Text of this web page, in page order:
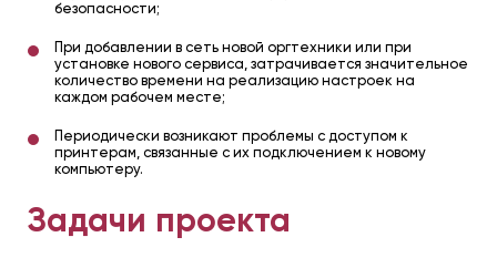
безопасности;
При добавлении в сеть новой оргтехники или при
установке нового сервиса, затрачивается значительное
количество времени на реализацию настроек на
каждом рабочем месте;
Периодически возникают проблемы с доступом к
принтерам, связанные с их подключением к новому
компьютеру.
Задачи проекта